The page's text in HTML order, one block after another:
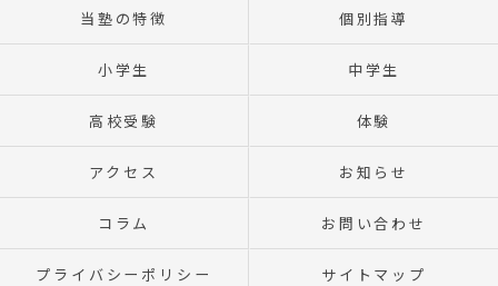
当塾の特徴 個別指導
小学生 中学生
高校受験 体験
アクセス お知らせ
コラム お問い合わせ
プライバシーポリシー サイトマップ